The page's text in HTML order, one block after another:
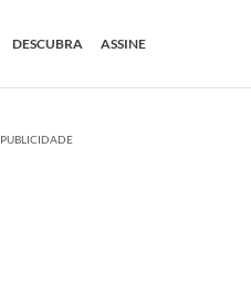
DESCUBRA ASSINE
PUBLICIDADE